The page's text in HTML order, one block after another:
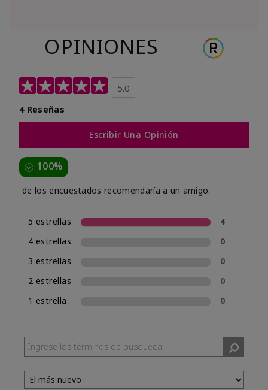
OPINIONES
5.0
4 Reseñas
Escribir Una Opinión
100%
de los encuestados recomendaría a un amigo.
5 estrellas
4
4 estrellas
0
3 estrellas
0
2 estrellas
0
1 estrella
0